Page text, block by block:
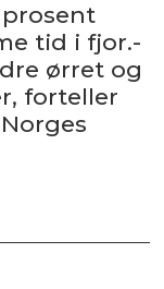
prosent
tid i fjor.-
ørret og
forteller